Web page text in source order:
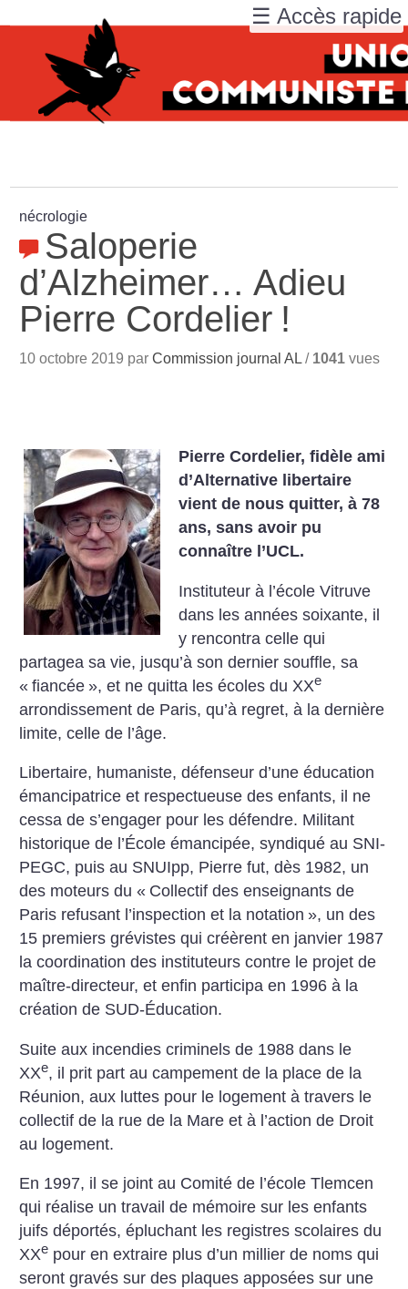
nécrologie
Saloperie
d’Alzheimer… Adieu
Pierre Cordelier !
10 octobre 2019 parCommission journal AL / 1041 vues
Pierre Cordelier, fidèle ami
d’Alternative libertaire
vient de nous quitter, à 78
ans, sans avoir pu
connaître l’UCL.
Instituteur à l’école Vitruve
dans les années soixante, il
y rencontra celle qui
partagea sa vie, jusqu’à son dernier souffle, sa
« fiancée », et ne quitta les écoles du XXe
arrondissement de Paris, qu’à regret, à la dernière
limite, celle de l’âge.
Libertaire, humaniste, défenseur d’une éducation
émancipatrice et respectueuse des enfants, il ne
cessa de s’engager pour les défendre. Militant
historique de l’École émancipée, syndiqué au SNI-
PEGC, puis au SNUIpp, Pierre fut, dès 1982, un
des moteurs du « Collectif des enseignants de
Paris refusant l’inspection et la notation », un des
15 premiers grévistes qui créèrent en janvier 1987
la coordination des instituteurs contre le projet de
maître-directeur, et enfin participa en 1996 à la
création de SUD-Éducation.
Suite aux incendies criminels de 1988 dans le
XXe, il prit part au campement de la place de la
Réunion, aux luttes pour le logement à travers le
collectif de la rue de la Mare et à l’action de Droit
au logement.
En 1997, il se joint au Comité de l’école Tlemcen
qui réalise un travail de mémoire sur les enfants
juifs déportés, épluchant les registres scolaires du
XXe pour en extraire plus d’un millier de noms qui
seront gravés sur des plaques apposées sur une
☰ Accès rapide